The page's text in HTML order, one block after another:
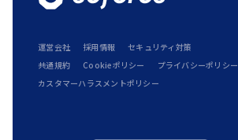
運営会社 採用情報
セキュリティ対策
共通規約
Cookieポリシー
プライバシーポリシー
カスタマーハラスメントポリシー